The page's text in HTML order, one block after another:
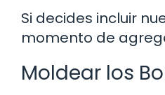
Si decides incluir
momento de
Moldear los